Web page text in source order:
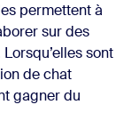
permettent à
sur des
sont
de chat
gagner du